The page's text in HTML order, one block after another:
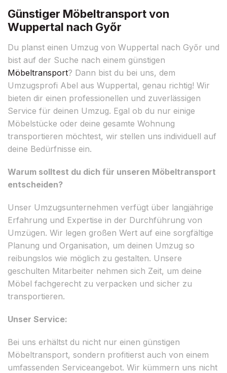
Günstiger Möbeltransport von
Wuppertal nach Győr
Du planst einen Umzug von Wuppertal nach Győr und
bist auf der Suche nach einem günstigen
Möbeltransport? Dann bist du bei uns, dem
Umzugsprofi Abel aus Wuppertal, genau richtig! Wir
bieten dir einen professionellen und zuverlässigen
Service für deinen Umzug. Egal ob du nur einige
Möbelstücke oder deine gesamte Wohnung
transportieren möchtest, wir stellen uns individuell auf
deine Bedürfnisse ein.
Warum solltest du dich für unseren Möbeltransport
entscheiden?
Unser Umzugsunternehmen verfügt über langjährige
Erfahrung und Expertise in der Durchführung von
Umzügen. Wir legen großen Wert auf eine sorgfältige
Planung und Organisation, um deinen Umzug so
reibungslos wie möglich zu gestalten. Unsere
geschulten Mitarbeiter nehmen sich Zeit, um deine
Möbel fachgerecht zu verpacken und sicher zu
transportieren.
Unser Service:
Bei uns erhältst du nicht nur einen günstigen
Möbeltransport, sondern profitierst auch von einem
umfassenden Serviceangebot. Wir kümmern uns nicht